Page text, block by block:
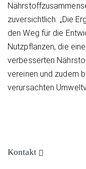
zuversichtlich: „Die
den Weg für die
Nutzpflanzen, die
verbesserten
vereinen und zudem
verursachten
Kontakt